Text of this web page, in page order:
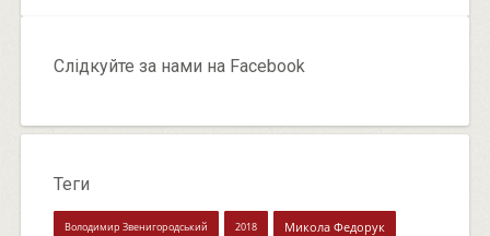
Слідкуйте за нами на Facebook
Теги
Володимир Звенигородський 2018 Микола Федорук